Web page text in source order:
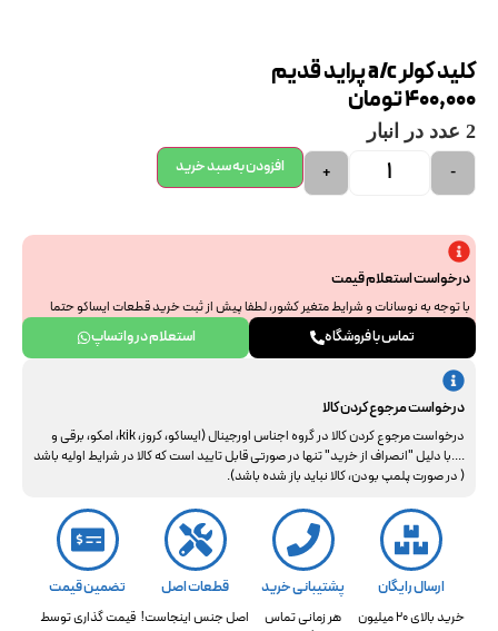
کلید کولر a/c پراید قدیم
400,000تومان
2 عدد در انبار
-
+ افزودن به سبد خرید
درخواست استعلام قیمت
با توجه به نوسانات و شرایط متغیر کشور، لطفا پیش از ثبت خرید قطعات ایساکو حتما
جهت استعلام نهایی با ما هماهنگ فرمایید. از همراهی و درک شما سپاسگزاریم.
تماس با فروشگاه استعلام در واتساپ
درخواست مرجوع کردن کالا
درخواست مرجوع کردن کالا در گروه اجناس اورجینال (ایساکو، کروز، kik، امکو، برقی و
....با دلیل "انصراف از خرید" تنها در صورتی قابل تایید است که کالا در شرایط اولیه باشد
( در صورت پلمپ بودن، کالا نباید باز شده باشد).
ارسال رایگان
خرید بالای 20 میلیون
پشتیبانی خرید
هر زمانی تماس
قطعات اصل
اصل جنس اینجاست!
تضمین قیمت
قیمت گذاری توسط